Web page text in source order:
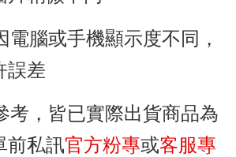
電腦或手機顯示度不同，
誤差
考 ，皆已實際出貨商品為
前私訊官方粉專或客服專